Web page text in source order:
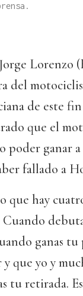
Lorenzo
del
de este
que el
poder ganar
fallado a
que hay
ganas
que yo y
tu retirada.